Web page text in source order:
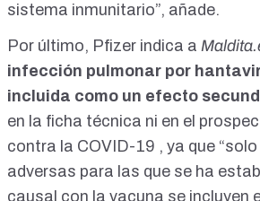
sistema inmunitario”, añade.
Por último, Pfizer indica a
infección pulmonar por
incluida como un efecto
en la ficha técnica ni en el
contra la COVID-19 , ya que
adversas para las que se ha
causal con la vacuna se incluyen